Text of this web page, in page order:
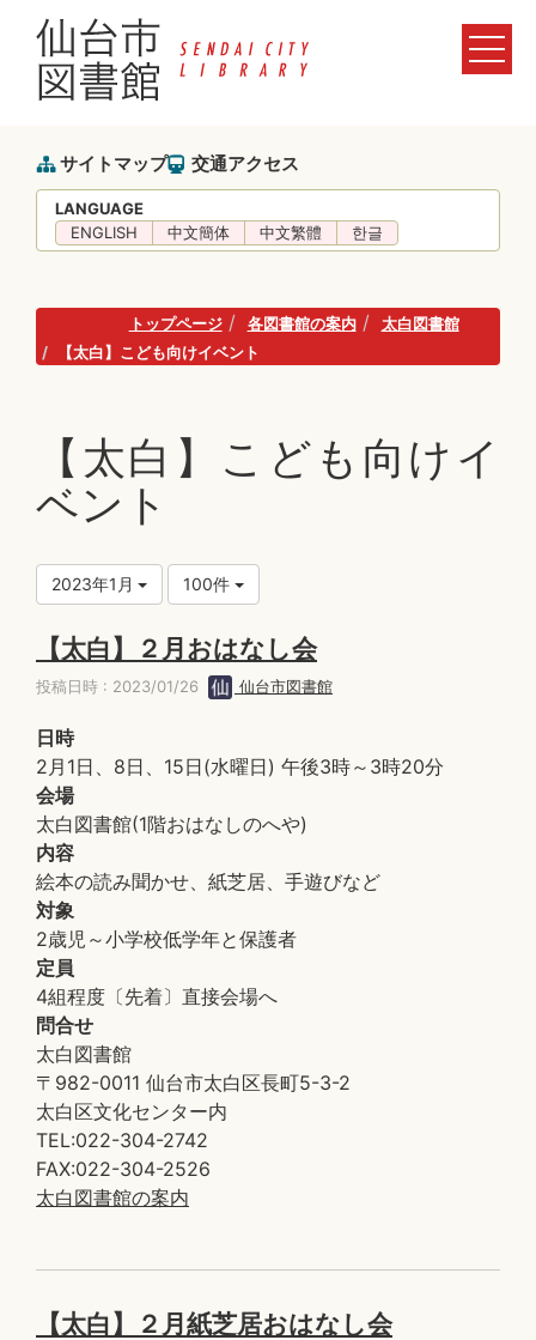
サイトマップ 交通アクセス
LANGUAGE
ENGLISH
中文簡体 中文繁體 한글
トップページ 各図書館の案内
太白図書館
【太白】こども向けイベント
【太白】こども向けイ
ベント
2023年1月 100件
【太白】２月おはなし会
投稿日時 : 2023/01/26 仙台市図書館
日時
2月1日、8日、15日(水曜日) 午後3時～3時20分
会場
太白図書館(1階おはなしのへや)
内容
絵本の読み聞かせ、紙芝居、手遊びなど
対象
2歳児～小学校低学年と保護者
定員
4組程度〔先着〕直接会場へ
問合せ
太白図書館
〒982-0011 仙台市太白区長町5-3-2
太白区文化センター内
TEL:022-304-2742
FAX:022-304-2526
太白図書館の案内
【太白】２月紙芝居おはなし会